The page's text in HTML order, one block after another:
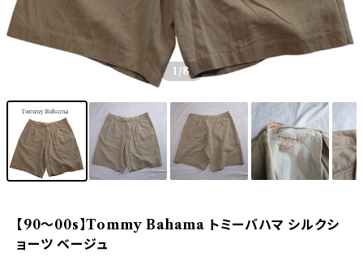
1 /8
【90～00s】Tommy Bahama トミーバハマ シルクシ
ョーツ ベージュ